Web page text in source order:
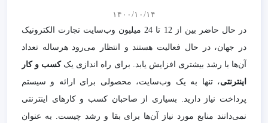
۱۴۰۰/۱۰/۱۴
در حال حاضر بین از 12 تا 24 میلیون وب‌سایت تجارت الکترونیک
در جهان، در حال فعالیت هستند و انتظار می‌رود هرساله تعداد
آن‌ها با رشد بیشتری افزایش یابد. برای راه اندازی یککسب و کار
اینترنتی، تنها به یک وب‌سایت، محصولی برای ارائه و سیستم
پرداخت نیاز دارید. بسیاری از صاحبان کسب و کارهای اینترنتی
نمی‌دانند منابع مورد نیاز آن‌ها برای بقا و رشد چیست. به عنوان